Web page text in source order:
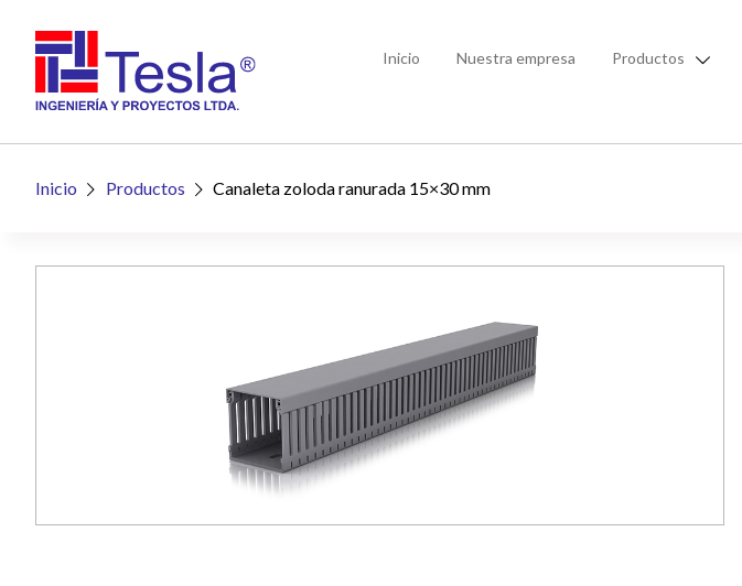
Inicio Nuestra empresa Productos
Inicio  Productos  Canaleta zoloda ranurada 15×30 mm